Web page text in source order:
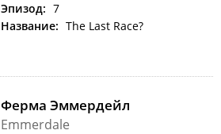
Эпизод: 7
Название: The Last Race?
Ферма Эммердейл
Emmerdale